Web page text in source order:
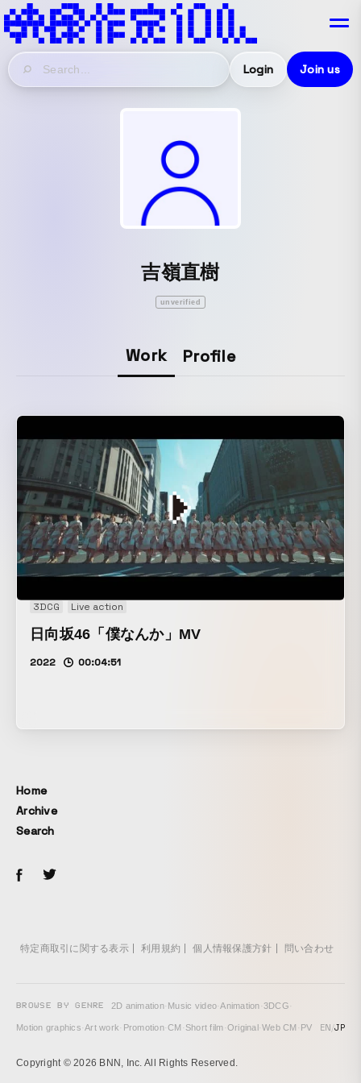
Login Join us
吉嶺直樹
unverified
Work Profile
3DCG Live action
日向坂46「僕なんか」MV
2022 00:04:51
Home
Archive
Search
特定商取引に関する表示 利用規約 個人情報保護方針 問い合わせ
BROWSE BY GENRE 2D animation· Music video·Animation·3DCG·
Motion graphics·Art work· Promotion·CM · Short film·Original ·Web CM · PV EN/JP
Copyright © 2026 BNN, Inc. All Rights Reserved.